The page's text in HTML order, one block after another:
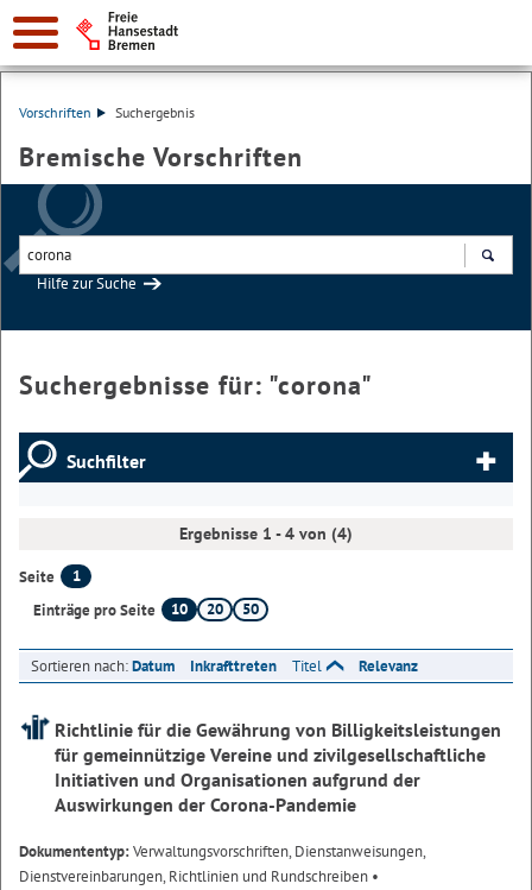
Vorschriften Suchergebnis
Bremische Vorschriften
Hilfe zur Suche
Suchergebnisse für: "corona"
Suchfilter
Ergebnisse 1 - 4 von (4)
Seite
1
Einträge pro Seite
10 20 50
Sortieren nach:Datum Inkrafttreten Titel Relevanz
Richtlinie für die Gewährung von Billigkeitsleistungen
für gemeinnützige Vereine und zivilgesellschaftliche
Initiativen und Organisationen aufgrund der
Auswirkungen der Corona-Pandemie
Dokumententyp:Verwaltungsvorschriften, Dienstanweisungen,
Dienstvereinbarungen, Richtlinien und Rundschreiben •